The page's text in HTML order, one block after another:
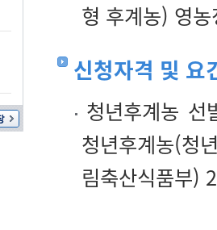
형 후계농) 영
신청자격 및 요
청년후계농
청년후계농(청
림축산식품부)